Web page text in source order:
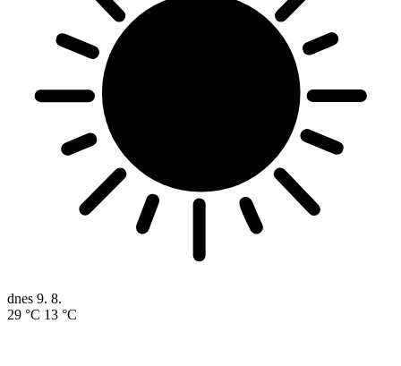
dnes 9. 8.
29 °C 13 °C